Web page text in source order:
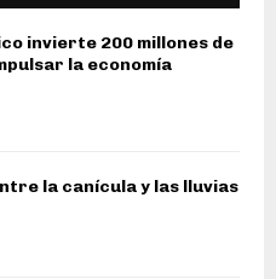
invierte 200 millones de
la economía
la canícula y las lluvias